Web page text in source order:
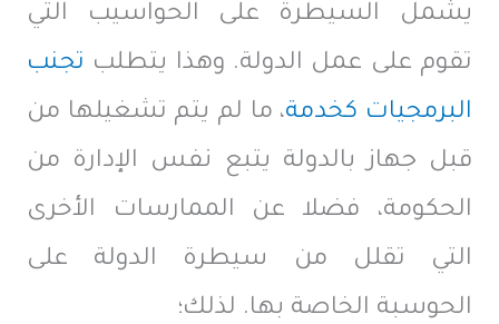
يشمل السيطرة على الحواسيب التي
تقوم على عمل الدولة. وهذا يتطلب تجنب
البرمجيات كخدمة، ما لم يتم تشغيلها من
قبل جهاز بالدولة يتبع نفس الإدارة من
الحكومة، فضلا عن الممارسات الأخرى
التي تقلل من سيطرة الدولة على
الحوسبة الخاصة بها. لذلك؛